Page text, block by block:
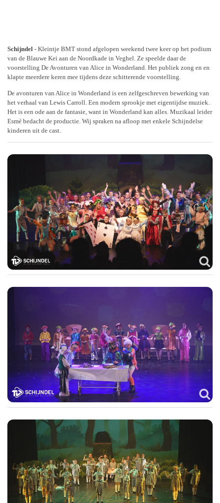
Schijndel - Kleintje BMT stond afgelopen weekend twee keer op het podium
van de Blauwe Kei aan de Noordkade in Veghel. Ze speelde daar de
voorstelling De Avonturen van Alice in Wonderland. Het publiek zong en en
klapte meerdere keren mee tijdens deze schitterende voorstelling.
De avonturen van Alice in Wonderland is een zelfgeschreven bewerking van
het verhaal van Lewis Carroll. Een modern sprookje met eigentijdse muziek.
Het is een ode aan de fantasie, want in Wonderland kan alles. Muzikaal leider
Esmé bedacht de productie. Wij spraken na afloop met enkele Schijndelse
kinderen uit de cast.